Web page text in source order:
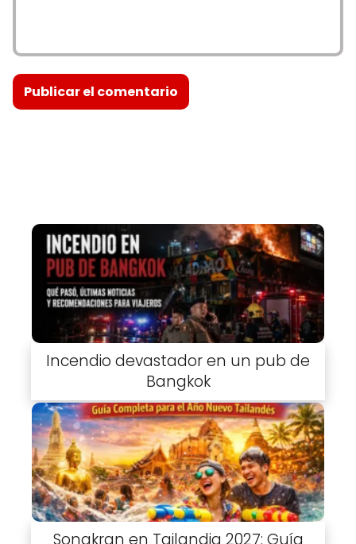
Incendio devastador en un pub de
Bangkok